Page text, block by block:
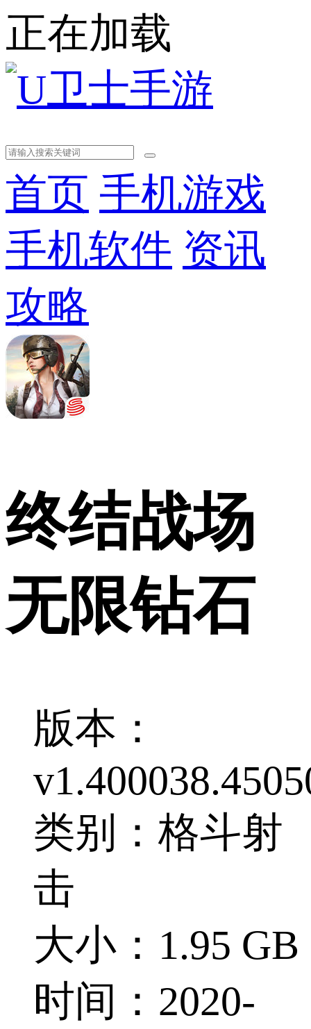
正在加载
首页 手机游戏
手机软件 资讯
攻略
终结战场
无限钻石
版本：
类别：格斗射
击
大小：1.95 GB
时间：2020-